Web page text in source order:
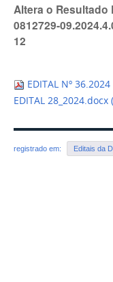
Altera o Resultado
0812729-
12
EDITAL Nº
EDITAL
registrado em: Editais da